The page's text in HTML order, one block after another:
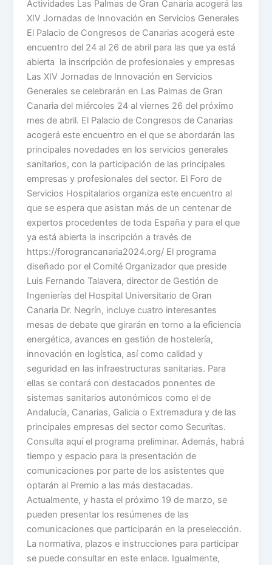
Actividades Las Palmas de Gran Canaria acogerá las
XIV Jornadas de Innovación en Servicios Generales
El Palacio de Congresos de Canarias acogerá este
encuentro del 24 al 26 de abril para las que ya está
abierta la inscripción de profesionales y empresas
Las XIV Jornadas de Innovación en Servicios
Generales se celebrarán en Las Palmas de Gran
Canaria del miércoles 24 al viernes 26 del próximo
mes de abril. El Palacio de Congresos de Canarias
acogerá este encuentro en el que se abordarán las
principales novedades en los servicios generales
sanitarios, con la participación de las principales
empresas y profesionales del sector. El Foro de
Servicios Hospitalarios organiza este encuentro al
que se espera que asistan más de un centenar de
expertos procedentes de toda España y para el que
ya está abierta la inscripción a través de
https://forograncanaria2024.org/ El programa
diseñado por el Comité Organizador que preside
Luis Fernando Talavera, director de Gestión de
Ingenierías del Hospital Universitario de Gran
Canaria Dr. Negrín, incluye cuatro interesantes
mesas de debate que girarán en torno a la eficiencia
energética, avances en gestión de hostelería,
innovación en logística, así como calidad y
seguridad en las infraestructuras sanitarias. Para
ellas se contará con destacados ponentes de
sistemas sanitarios autonómicos como el de
Andalucía, Canarias, Galicia o Extremadura y de las
principales empresas del sector como Securitas.
Consulta aquí el programa preliminar. Además, habrá
tiempo y espacio para la presentación de
comunicaciones por parte de los asistentes que
optarán al Premio a las más destacadas.
Actualmente, y hasta el próximo 19 de marzo, se
pueden presentar los resúmenes de las
comunicaciones que participarán en la preselección.
La normativa, plazos e instrucciones para participar
se puede consultar en este enlace. Igualmente,